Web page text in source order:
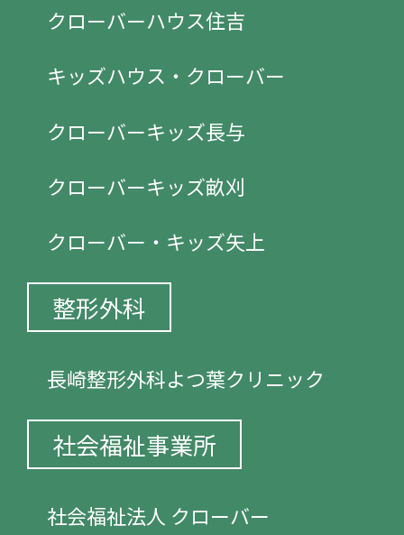
クローバーハウス住吉
キッズハウス・クローバー
クローバーキッズ長与
クローバーキッズ畝刈
クローバー・キッズ矢上
整形外科
長崎整形外科よつ葉クリニック
社会福祉事業所
社会福祉法人 クローバー